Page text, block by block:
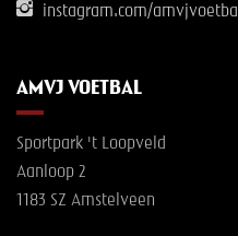
instagram.com/amvjvoetbal
AMVJ VOETBAL
Sportpark 't Loopveld
Aanloop 2
1183 SZ Amstelveen